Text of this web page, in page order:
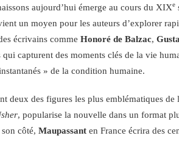
aujourd’hui émerge au cours du XIXe
un moyen pour les auteurs d’explorer
écrivains comme Honoré de Balzac,
capturent des moments clés de la vie
» de la condition humaine.
deux des figures les plus emblématiques
, popularise la nouvelle dans un format
côté, Maupassant en France écrira des